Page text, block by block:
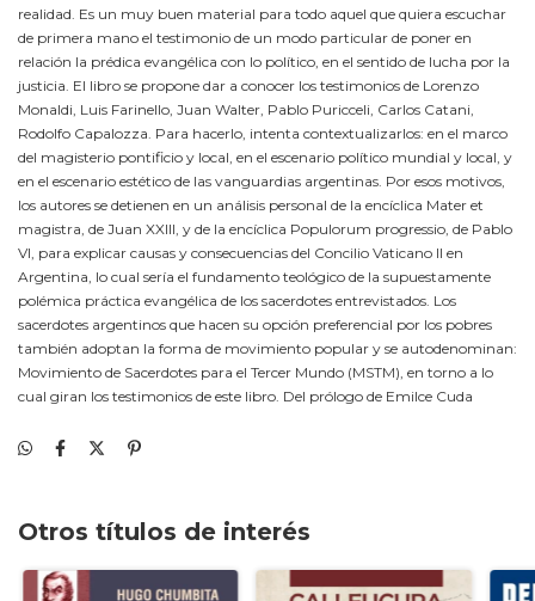
realidad. Es un muy buen material para todo aquel que quiera escuchar
de primera mano el testimonio de un modo particular de poner en
relación la prédica evangélica con lo político, en el sentido de lucha por la
justicia. El libro se propone dar a conocer los testimonios de Lorenzo
Monaldi, Luis Farinello, Juan Walter, Pablo Puricceli, Carlos Catani,
Rodolfo Capalozza. Para hacerlo, intenta contextualizarlos: en el marco
del magisterio pontificio y local, en el escenario político mundial y local, y
en el escenario estético de las vanguardias argentinas. Por esos motivos,
los autores se detienen en un análisis personal de la encíclica Mater et
magistra, de Juan XXIII, y de la encíclica Populorum progressio, de Pablo
VI, para explicar causas y consecuencias del Concilio Vaticano II en
Argentina, lo cual sería el fundamento teológico de la supuestamente
polémica práctica evangélica de los sacerdotes entrevistados. Los
sacerdotes argentinos que hacen su opción preferencial por los pobres
también adoptan la forma de movimiento popular y se autodenominan:
Movimiento de Sacerdotes para el Tercer Mundo (MSTM), en torno a lo
cual giran los testimonios de este libro. Del prólogo de Emilce Cuda
Otros títulos de interés